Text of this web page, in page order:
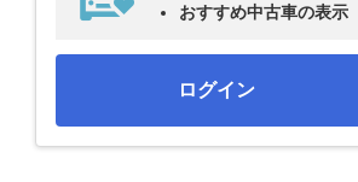
おすすめ中古車の表示
ログイン